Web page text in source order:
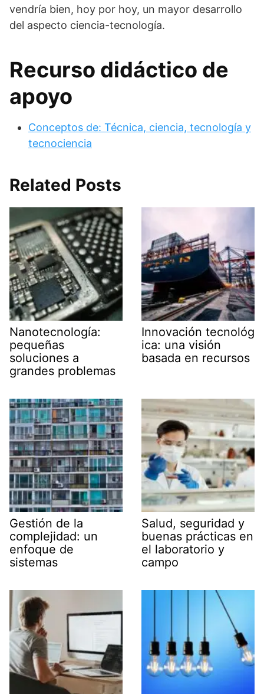
vendría bien, hoy por hoy, un mayor desarrollo
del aspecto ciencia-tecnología.
Recurso didáctico de
apoyo
Conceptos de: Técnica, ciencia, tecnología y
tecnociencia
Related Posts
Nanotecnología:
pequeñas
soluciones a
grandes problemas
Innovación tecnológ
ica: una visión
basada en recursos
Gestión de la
complejidad: un
enfoque de
sistemas
Salud, seguridad y
buenas prácticas en
el laboratorio y
campo